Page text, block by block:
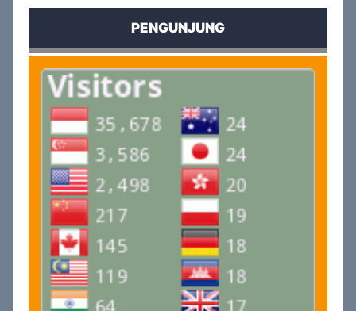
PENGUNJUNG